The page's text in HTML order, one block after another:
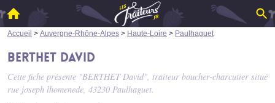
Accueil > Auvergne-Rhône-Alpes > Haute-Loire > Paulhaguet
BERTHET David
Cette fiche présente "BERTHET David", traiteur boucher-charcutier situé
rue joseph lhomenede, 43230 Paulhaguet.